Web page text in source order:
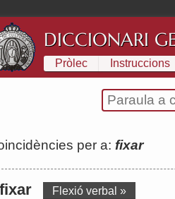
DICCIONARI
Pròlec Instruccions
per a: fixar
fixar
Flexió verbal »